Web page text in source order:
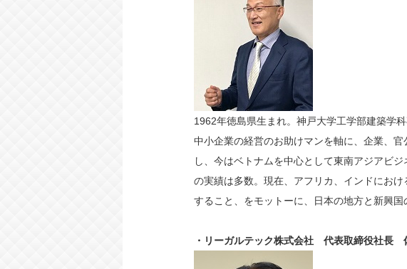
1962年徳島県生まれ。神戸大学工学部建築学
中小企業の経営のお助けマンを軸に、企業、
し、今はベトナムを中心として東南アジアビ
の実績は多数。現在、アフリカ、インドにお
すること、をモットーに、日本の地方と新興国
・リーガルテック株式会社 代表取締役社長